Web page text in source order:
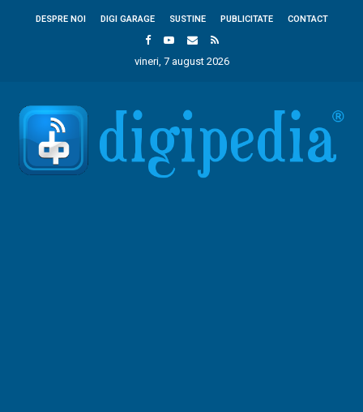
DESPRE NOI DIGI GARAGE SUSTINE PUBLICITATE CONTACT
vineri, 7 august 2026